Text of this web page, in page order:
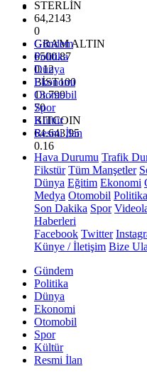
STERLİN
64,2143
0
GRAM ALTIN
6500.87
0.12
BİST100
13.799
70
BITCOIN
64.643,95
0.16
Gündem
Politika
Dünya
Ekonomi
Otomobil
Spor
Kültür
Resmi İlan
Hava Durumu Trafik
Fikstür Tüm Manşetler
Dünya Eğitim Ekonomi
Medya Otomobil Politika
Son Dakika Spor
Haberleri
Facebook Twitter
Künye / İletişim Bize
Gündem
Politika
Dünya
Ekonomi
Otomobil
Spor
Kültür
Resmi İlan